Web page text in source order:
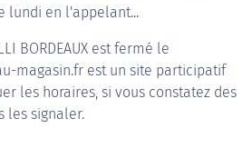
lundi en l'appelant...
BORDEAUX est fermé le
magasin.fr est un site participatif
les horaires, si vous constatez des
les signaler.